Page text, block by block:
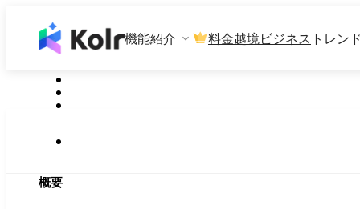
機能紹介 料金越境ビジネス トレン
概要